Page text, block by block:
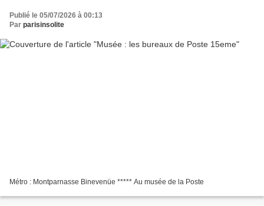
Publié le 05/07/2026 à 00:13
Par parisinsolite
Métro : Montparnasse Binevenüe ***** Au musée de la Poste